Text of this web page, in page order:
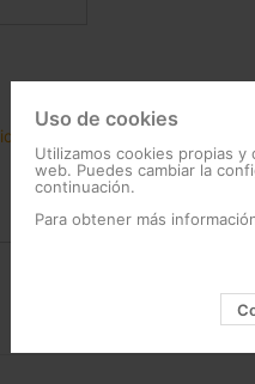
su contraseña?
Uso de cookies
Utilizamos cookies propias
web. Puedes cambiar la
continuación.
Para obtener más